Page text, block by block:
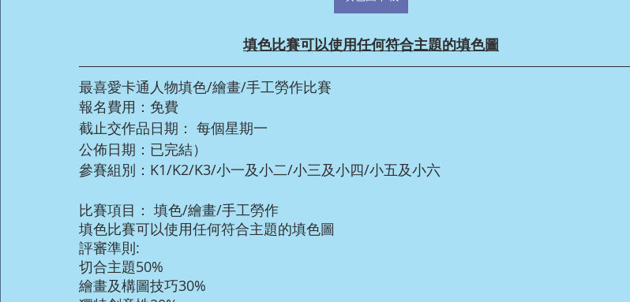
填色比賽可以使用任何符合主題的填色圖
最喜愛卡通人物填色/繪畫/手工勞作比賽
報名費用：免費
截止交作品日期： 每個星期一
公佈日期：已完結）
參賽組別：K1/K2/K3/小一及小二/小三及小四/小五及小六
比賽項目： 填色/繪畫/手工勞作
填色比賽可以使用任何符合主題的填色圖
評審準則:
切合主題50%
繪畫及構圖技巧30%